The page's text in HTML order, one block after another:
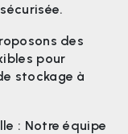
des
pour
stockage à
: Notre équipe